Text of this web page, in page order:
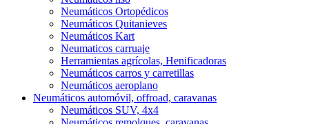
Neumáticos Ortopédicos
Neumáticos Quitanieves
Neumáticos Kart
Neumaticos carruaje
Herramientas agrícolas, Henificadoras
Neumáticos carros y carretillas
Neumáticos aeroplano
Neumáticos automóvil, offroad, caravanas
Neumáticos SUV, 4x4